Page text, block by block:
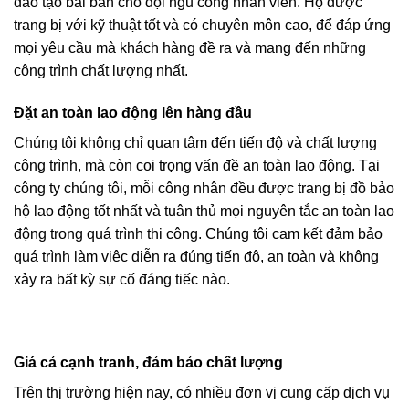
trang bị với kỹ thuật tốt và có chuyên môn cao, để đáp ứng
mọi yêu cầu mà khách hàng đề ra và mang đến những
công trình chất lượng nhất.
Đặt an toàn lao động lên hàng đầu
Chúng tôi không chỉ quan tâm đến tiến độ và chất lượng
công trình, mà còn coi trọng vấn đề an toàn lao động. Tại
công ty chúng tôi, mỗi công nhân đều được trang bị đồ bảo
hộ lao động tốt nhất và tuân thủ mọi nguyên tắc an toàn lao
động trong quá trình thi công. Chúng tôi cam kết đảm bảo
quá trình làm việc diễn ra đúng tiến độ, an toàn và không
xảy ra bất kỳ sự cố đáng tiếc nào.
Giá cả cạnh tranh, đảm bảo chất lượng
Trên thị trường hiện nay, có nhiều đơn vị cung cấp dịch vụ